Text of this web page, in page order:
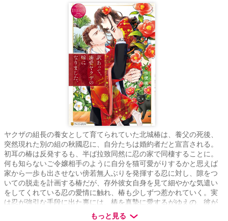
ヤクザの組長の養女として育てられていた北城椿は、養父の死後、
突然現れた別の組の秋國忍に、自分たちは婚約者だと宣言される。
初耳の椿は反発するも、半ば拉致同然に忍の家で同棲することに。
何も知らないご令嬢相手のように自分を猫可愛がりするかと思えば
家から一歩も出させない傍若無人ぶりを発揮する忍に対し、隙をつ
いての脱走を計画する椿だが、存外彼女自身を見て細やかな気遣い
をしてくれている忍の愛情に触れ、椿も少しずつ惹かれていく。実
は忍が強引な手段に出た裏には、椿を真摯に愛するがゆえの、彼が
椿の養父に誓った約束があって――
もっと見る